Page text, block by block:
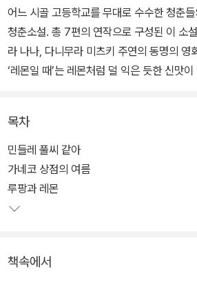
어느 시골 고등학교를 무대로 수수한 청춘
청춘소설. 총 7편의 연작으로 구성된 이 소
라 나나, 다니무라 미츠키 주연의 동명의 영
‘레몬일 때’는 레몬처럼 덜 익은 듯한 신맛
소설에 등장하는 청춘들은 스타와 외톨이 사
같다. 그들은 서툴고 한심하며, 심각하기 이
무 가벼워 날아 가버릴 것처럼 구는 존재들이
다르다’며 홀로 당당하다가도 친구의 재능에
목차
민들레 풀씨 같아
가네코 상점의 여름
루팡과 레몬
책속에서